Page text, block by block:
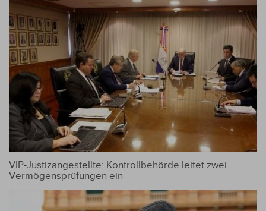
VIP-Justizangestellte: Kontrollbehörde leitet zwei
Vermögensprüfungen ein